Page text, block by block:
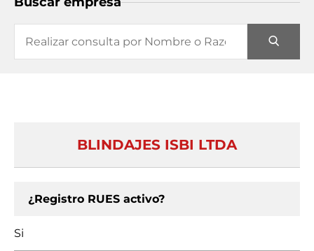
BLINDAJES ISBI LTDA
¿Registro RUES activo?
Si